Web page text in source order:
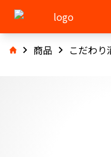
商品 こだわり